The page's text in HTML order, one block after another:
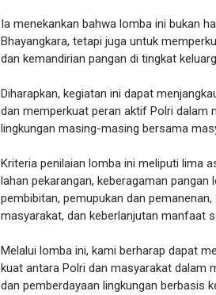
Ia menekankan bahwa lomba ini bukan
Bhayangkara, tetapi juga untuk
dan kemandirian pangan di tingkat
Diharapkan, kegiatan ini dapat
dan memperkuat peran aktif Polri dalam
lingkungan masing-masing bersama
Kriteria penilaian lomba ini meliputi lima
lahan pekarangan, keberagaman pangan
pembibitan, pemupukan dan
masyarakat, dan keberlanjutan manfaat
Melalui lomba ini, kami berharap dapat
kuat antara Polri dan masyarakat dalam
dan pemberdayaan lingkungan berbasis